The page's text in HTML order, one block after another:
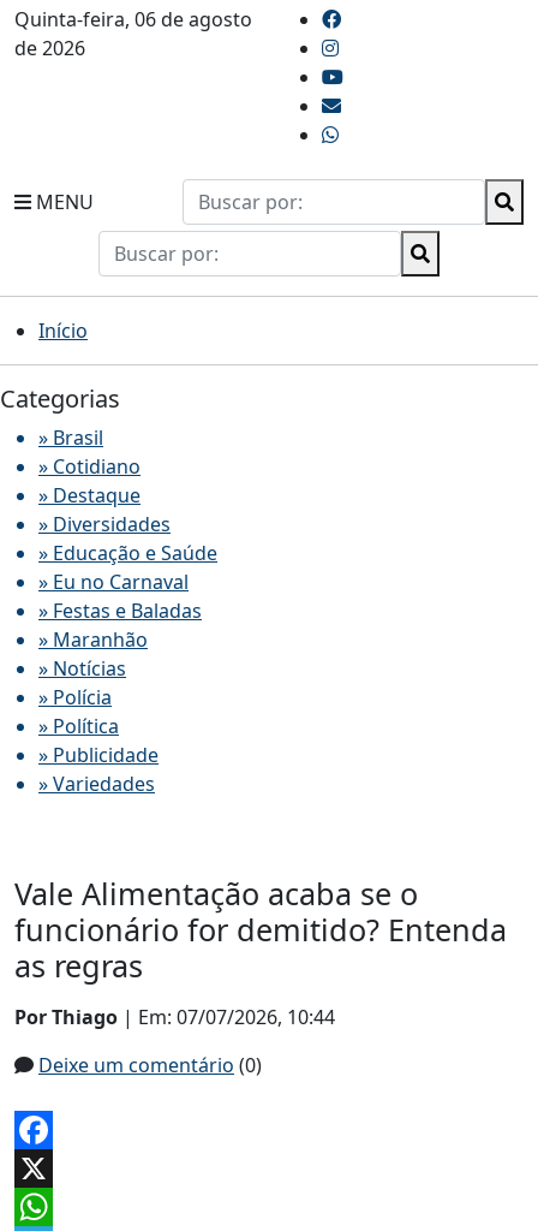
Quinta-feira, 06 de agosto
de 2026
MENU
Início
Categorias
» Brasil
» Cotidiano
» Destaque
» Diversidades
» Educação e Saúde
» Eu no Carnaval
» Festas e Baladas
» Maranhão
» Notícias
» Polícia
» Política
» Publicidade
» Variedades
Vale Alimentação acaba se o
funcionário for demitido? Entenda
as regras
Por Thiago | Em: 07/07/2026, 10:44
Deixe um comentário (0)
Facebook
X